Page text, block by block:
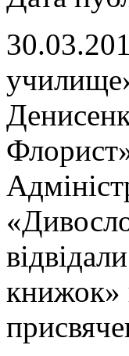
книжок»